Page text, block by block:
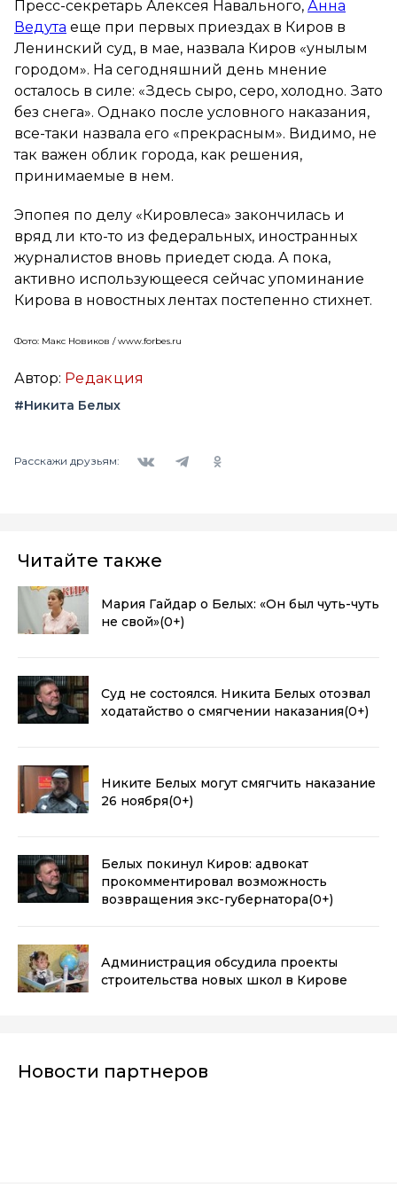
Пресс-секретарь Алексея Навального, Анна
Ведута еще при первых приездах в Киров в
Ленинский суд, в мае, назвала Киров «унылым
городом». На сегодняшний день мнение
осталось в силе: «Здесь сыро, серо, холодно. Зато
без снега». Однако после условного наказания,
все-таки назвала его «прекрасным». Видимо, не
так важен облик города, как решения,
принимаемые в нем.
Эпопея по делу «Кировлеса» закончилась и
вряд ли кто-то из федеральных, иностранных
журналистов вновь приедет сюда. А пока,
активно использующееся сейчас упоминание
Кирова в новостных лентах постепенно стихнет.
Фото: Макс Новиков / www.forbes.ru
Автор: Редакция
#Никита Белых
Расскажи друзьям:
Читайте также
Мария Гайдар о Белых: «Он был чуть-чуть
не свой»(0+)
Суд не состоялся. Никита Белых отозвал
ходатайство о смягчении наказания(0+)
Никите Белых могут смягчить наказание
26 ноября(0+)
Белых покинул Киров: адвокат
прокомментировал возможность
возвращения экс-губернатора(0+)
Администрация обсудила проекты
строительства новых школ в Кирове
Новости партнеров